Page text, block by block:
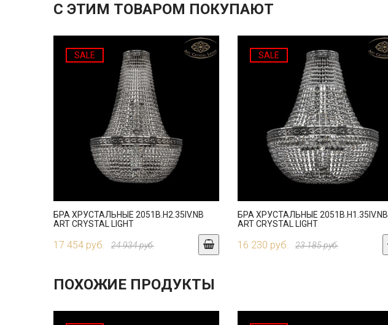
С ЭТИМ ТОВАРОМ ПОКУПАЮТ
SALE
БРА ХРУСТАЛЬНЫЕ 2051B.H2.35IV.NB
ART CRYSTAL LIGHT
17 454 руб. 24 934 руб.
SALE
БРА ХРУСТАЛЬНЫЕ 2051B.H1.35IV.NB
ART CRYSTAL LIGHT
16 230 руб. 23 185 руб.
ПОХОЖИЕ ПРОДУКТЫ